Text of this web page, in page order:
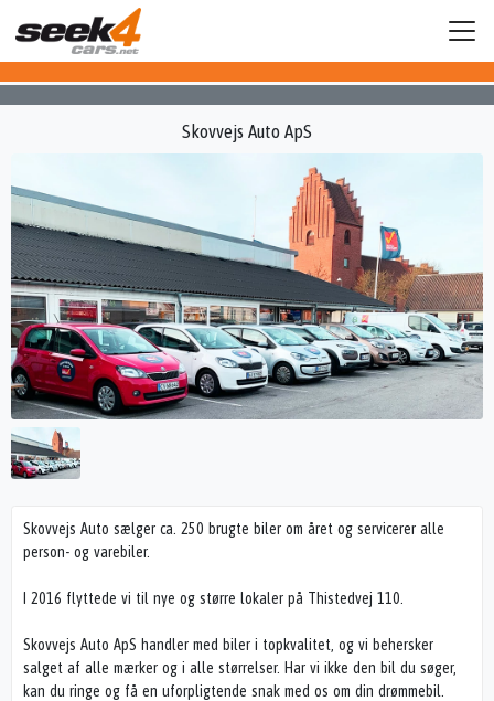
Skovvejs Auto ApS
Skovvejs Auto sælger ca. 250 brugte biler om året og servicerer alle
person- og varebiler.
I 2016 flyttede vi til nye og større lokaler på Thistedvej 110.
Skovvejs Auto ApS handler med biler i topkvalitet, og vi behersker
salget af alle mærker og i alle størrelser. Har vi ikke den bil du søger,
kan du ringe og få en uforpligtende snak med os om din drømmebil.